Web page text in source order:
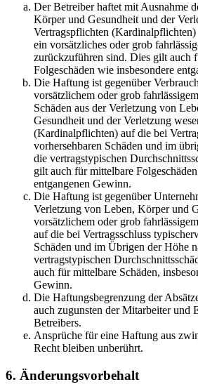
Der Betreiber haftet mit Ausnahme
Körper und Gesundheit und der
Vertragspflichten
ein vorsätzliches oder grob
zurückzuführen sind. Dies gilt auch
Folgeschäden wie insbesondere
Die Haftung ist gegenüber
vorsätzlichem oder grob
Schäden aus der Verletzung von
Gesundheit und der Verletzung
(Kardinalpflichten) auf die bei
vorhersehbaren Schäden und im
die vertragstypischen
gilt auch für mittelbare
entgangenen Gewinn.
Die Haftung ist gegenüber
Verletzung von Leben, Körper und
vorsätzlichem oder grob
auf die bei Vertragsschluss
Schäden und im Übrigen der Höhe
vertragstypischen
auch für mittelbare Schäden,
Gewinn.
Die Haftungsbegrenzung der
auch zugunsten der Mitarbeiter und
Betreibers.
Ansprüche für eine Haftung aus
Recht bleiben unberührt.
6. Änderungsvorbehalt